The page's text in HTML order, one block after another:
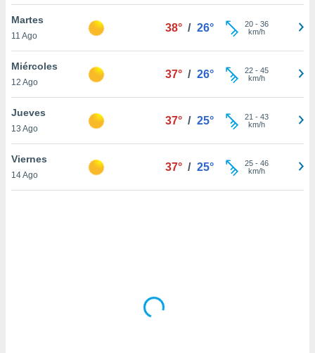
sitio
En
sean
el sitio
ni para
o
Martes
11 Ago
38° / 26° 20- 36
km/h
Miércoles
12 Ago
37° / 26° 22- 45
km/h
Jueves
13 Ago
37° / 25° 21 - 43
km/h
Viernes
14 Ago
37° / 25° 25- 46
km/h